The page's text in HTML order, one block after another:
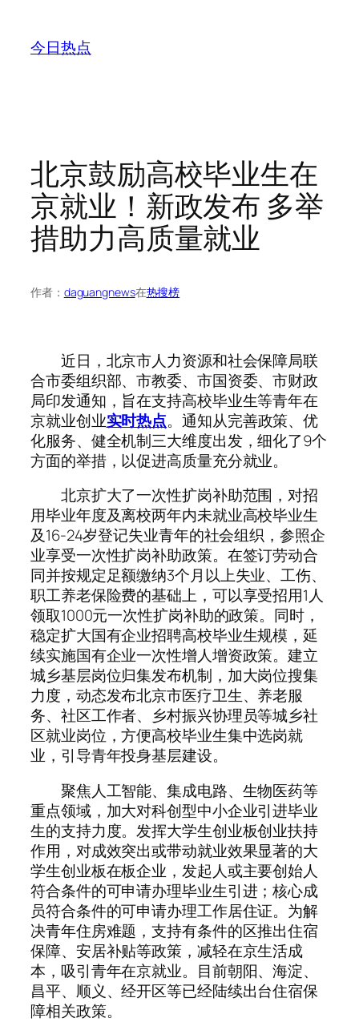
今日热点
北京鼓励高校毕业生在
京就业！新政发布 多举
措助力高质量就业
作者： daguangnews在热搜榜
近日，北京市人力资源和社会保障局联
合市委组织部、市教委、市国资委、市财政
局印发通知，旨在支持高校毕业生等青年在
京就业创业实时热点。通知从完善政策、优
化服务、健全机制三大维度出发，细化了9个
方面的举措，以促进高质量充分就业。
北京扩大了一次性扩岗补助范围，对招
用毕业年度及离校两年内未就业高校毕业生
及16-24岁登记失业青年的社会组织，参照企
业享受一次性扩岗补助政策。在签订劳动合
同并按规定足额缴纳3个月以上失业、工伤、
职工养老保险费的基础上，可以享受招用1人
领取1000元一次性扩岗补助的政策。同时，
稳定扩大国有企业招聘高校毕业生规模，延
续实施国有企业一次性增人增资政策。建立
城乡基层岗位归集发布机制，加大岗位搜集
力度，动态发布北京市医疗卫生、养老服
务、社区工作者、乡村振兴协理员等城乡社
区就业岗位，方便高校毕业生集中选岗就
业，引导青年投身基层建设。
聚焦人工智能、集成电路、生物医药等
重点领域，加大对科创型中小企业引进毕业
生的支持力度。发挥大学生创业板创业扶持
作用，对成效突出或带动就业效果显著的大
学生创业板在板企业，发起人或主要创始人
符合条件的可申请办理毕业生引进；核心成
员符合条件的可申请办理工作居住证。为解
决青年住房难题，支持有条件的区推出住宿
保障、安居补贴等政策，减轻在京生活成
本，吸引青年在京就业。目前朝阳、海淀、
昌平、顺义、经开区等已经陆续出台住宿保
障相关政策。